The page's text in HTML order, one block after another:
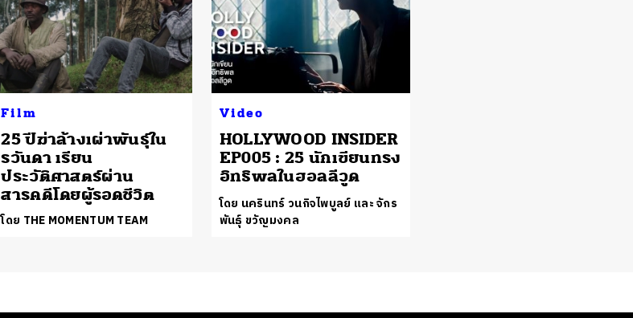
Film
25 ปีฆ่าล้างเผ่าพันธุ์ใน
รวันดา เรียน
ประวัติศาสตร์ผ่าน
สารคดีโดยผู้รอดชีวิต
โดย THE MOMENTUM TEAM
Video
HOLLYWOOD INSIDER
EP005 : 25 นักเขียนทรง
อิทธิพลในฮอลลีวูด
โดย นครินทร์ วนกิจไพบูลย์ และ จักร
พันธุ์ ขวัญมงคล